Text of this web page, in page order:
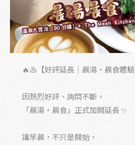
🔥♨️【好評延長｜晨湯・晨食體
因熱烈好評、詢問不斷，
「晨湯・晨食」正式加開延長 ✨
讓早晨，不只是開始，